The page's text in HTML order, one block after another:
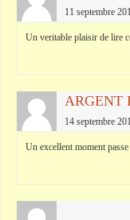
11 septembre
Un veritable plaisir de lire
ARGENT
14 septembre
Un excellent moment